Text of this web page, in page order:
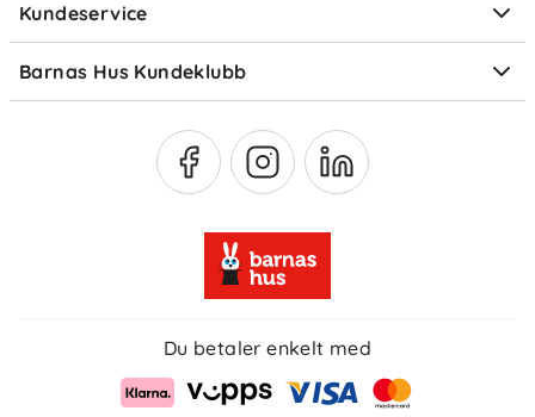
Kundeservice
Om Klarna
Barnas Hus Kundeklubb
Medlemsvilkår
Du betaler enkelt med